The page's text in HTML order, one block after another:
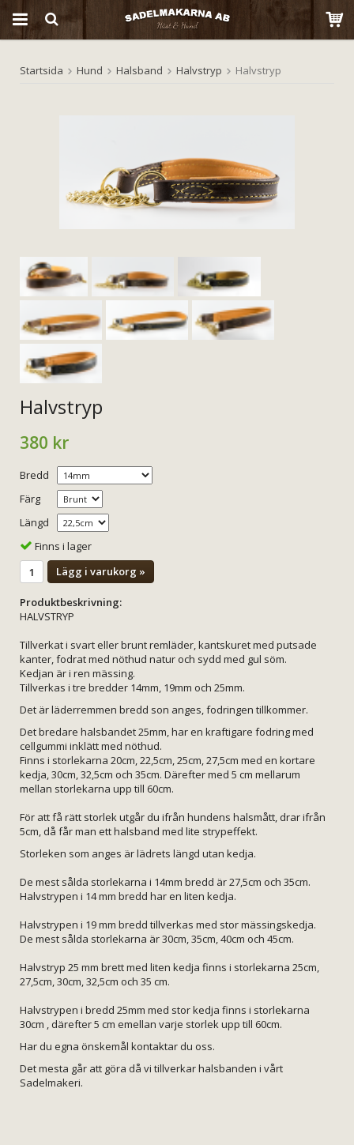
Produkten har blivit tillagd i varukorgen
Startsida Hund Halsband Halvstryp Halvstryp
Halvstryp
380 kr
Bredd
Färg
Längd
Finns i lager
Lägg i varukorg »
Produktbeskrivning:
HALVSTRYP
Tillverkat i svart eller brunt remläder, kantskuret med putsade
kanter, fodrat med nöthud natur och sydd med gul söm.
Kedjan är i ren mässing.
Tillverkas i tre bredder 14mm, 19mm och 25mm.
Det är läderremmen bredd son anges, fodringen tillkommer.
Det bredare halsbandet 25mm, har en kraftigare fodring med
cellgummi inklätt med nöthud.
Finns i storlekarna 20cm, 22,5cm, 25cm, 27,5cm med en kortare
kedja, 30cm, 32,5cm och 35cm. Därefter med 5 cm mellarum
mellan storlekarna upp till 60cm.
För att få rätt storlek utgår du ifrån hundens halsmått, drar ifrån
5cm, då får man ett halsband med lite strypeffekt.
Storleken som anges är lädrets längd utan kedja.
De mest sålda storlekarna i 14mm bredd är 27,5cm och 35cm.
Halvstrypen i 14 mm bredd har en liten kedja.
Halvstrypen i 19 mm bredd tillverkas med stor mässingskedja.
De mest sålda storlekarna är 30cm, 35cm, 40cm och 45cm.
Halvstryp 25 mm brett med liten kedja finns i storlekarna 25cm,
27,5cm, 30cm, 32,5cm och 35 cm.
Halvstrypen i bredd 25mm med stor kedja finns i storlekarna
30cm , därefter 5 cm emellan varje storlek upp till 60cm.
Har du egna önskemål kontaktar du oss.
Det mesta går att göra då vi tillverkar halsbanden i vårt
Sadelmakeri.